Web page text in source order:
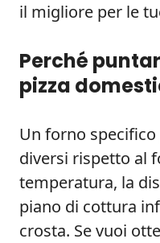
il migliore per le
Perché
pizza
Un forno
diversi rispetto al
temperatura, la
piano di cottura
crosta. Se vuoi